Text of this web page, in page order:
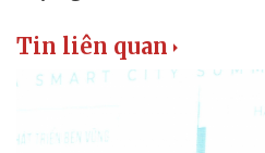
Tin liên quan